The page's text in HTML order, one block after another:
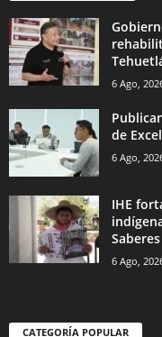
6 Ago,
de
6 Ago,
IHE
Saberes
6 Ago,
CATEGORÍA POPULAR